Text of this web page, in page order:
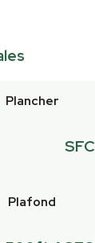
Plancher
SFC
Plafond